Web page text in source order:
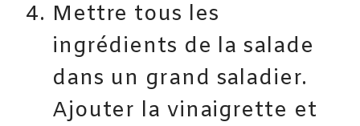
Mettre tous les
ingrédients de la salade
dans un grand saladier.
Ajouter la vinaigrette et